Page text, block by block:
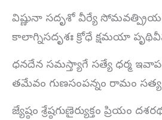
విష్ణునా సదృశో వీర్యే
కాలాగ్నిసదృశః క్రోధే క్షమయా
ధనదేన సమస్త్యాగే సత్యే ధర్మ
తమేవం గుణసంపన్నం రామం
జ్యేష్ఠం శ్రేష్ఠగుణైర్యుక్తం ప్రియం